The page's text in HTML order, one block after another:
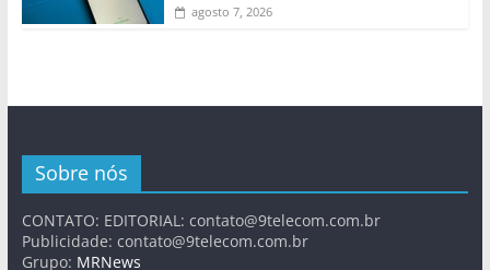
agosto 7, 2026
Sobre nós
CONTATO: EDITORIAL: contato@9telecom.com.br
Publicidade: contato@9telecom.com.br
Grupo: MRNews